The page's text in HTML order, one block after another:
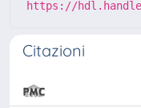
https://
Citazioni